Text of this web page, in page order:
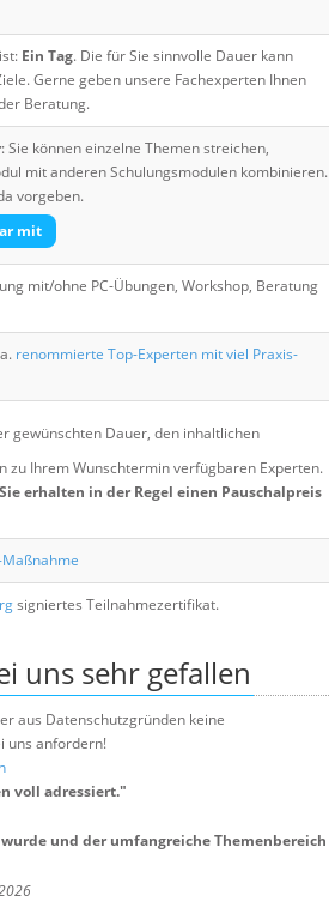
Ein Tag. Die für Sie sinnvolle Dauer kann
Gerne geben unsere Fachexperten Ihnen
Beratung.
: Sie können einzelne Themen streichen,
mit anderen Schulungsmodulen kombinieren.
vorgeben.
mit
mit/ohne PC-Übungen, Workshop, Beratung
renommierte Top-Experten mit viel Praxis-
gewünschten Dauer, den inhaltlichen
zu Ihrem Wunschtermin verfügbaren Experten.
Sie erhalten in der Regel einen Pauschalpreis
signiertes Teilnahmezertifikat.
uns sehr gefallen
aus Datenschutzgründen keine
uns anfordern!
voll adressiert."
und der umfangreiche Themenbereich